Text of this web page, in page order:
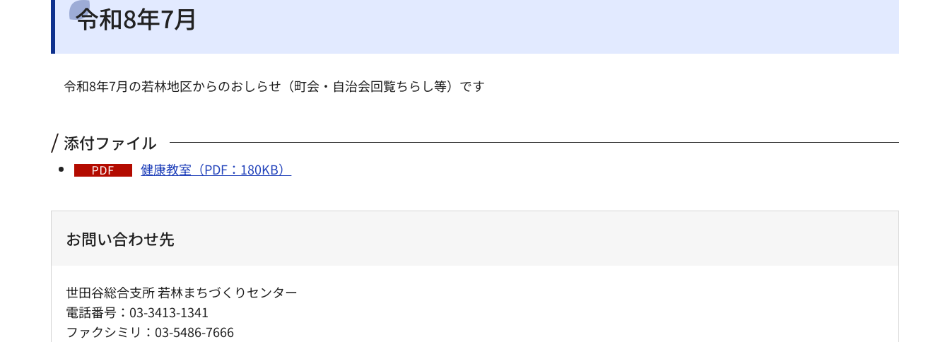
令和8年7月
令和8年7月の若林地区からのおしらせ（町会・自治会回覧ちらし等）です
添付ファイル
健康教室（PDF：180KB）
お問い合わせ先
世田谷総合支所 若林まちづくりセンター
電話番号：03-3413-1341
ファクシミリ：03-5486-7666